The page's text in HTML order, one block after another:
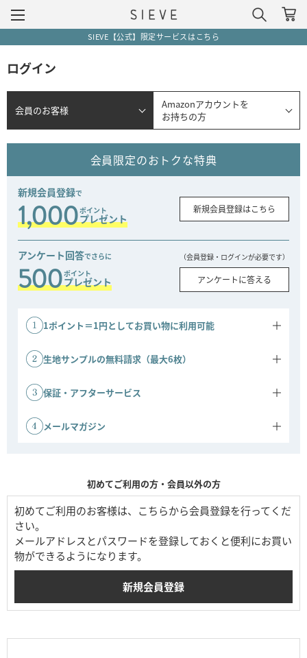
SIEVE【公式】限定サービスはこちら
ログイン
会員のお客様
Amazonアカウントを
お持ちの方
会員限定のおトクな特典
新規会員登録で
1,000ポイント
プレゼント
新規会員登録はこちら
アンケート回答でさらに
500ポイント
プレゼント
（会員登録・ログインが必要です）
アンケートに答える
1ポイント＝1円としてお買い物に利用可能
1ポイント＝1円としてご利用いただけます。
生地サンプルの無料請求（最大6枚）
際の色味や質感をお確かめのうえ、安心してお選びいただけます。
※ご請求には事前の会員登録が必要です。
保証・アフターサービス
その他商品 1年保証：その他商品は1年間保証です。
メールマガジン
初めてご利用の方・会員以外の方
初めてご利用のお客様は、こちらから会員登録を行ってくだ
さい。
メールアドレスとパスワードを登録しておくと便利にお買い
物ができるようになります。